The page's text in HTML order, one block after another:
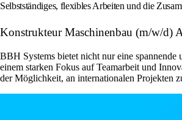
Selbstständiges, flexibles Arbeiten und die
Konstrukteur Maschinenbau (m/w/d)
BBH Systems bietet nicht nur eine
einem starken Fokus auf Teamarbeit und
der Möglichkeit, an internationalen Projekten